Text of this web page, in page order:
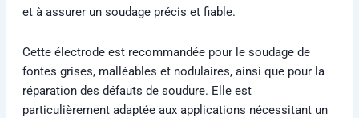
et à assurer un soudage précis et fiable.
Cette électrode est recommandée pour le soudage de
fontes grises, malléables et nodulaires, ainsi que pour la
réparation des défauts de soudure. Elle est
particulièrement adaptée aux applications nécessitant un